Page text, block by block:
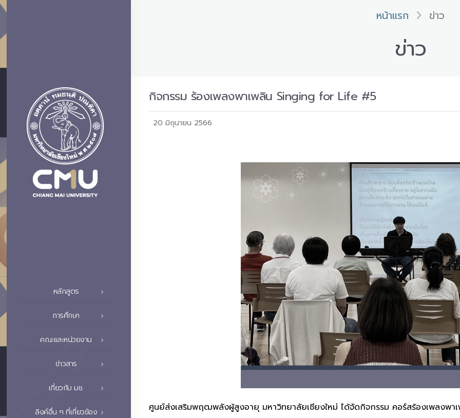
หลักสูตร
การศึกษา
คณะและหน่วยงาน
ข่าวสาร
เกี่ยวกับ มช.
ลิงค์อื่น ๆ ที่เกี่ยวข้อง
หน้าแรก ข่าว
ข่าว
กิจกรรม ร้องเพลงพาเพลิน Singing for Life #5
20 มิถุนายน 2566
ศูนย์ส่งเสริมพฤฒพลังผู้สูงอายุ มหาวิทยาลัยเชียงใหม่ ได้จัดกิจกรรม คอร์สร้องเพลงพ